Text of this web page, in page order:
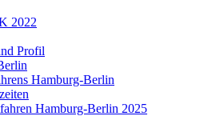
2022
Profil
Hamburg-Berlin
Hamburg-Berlin 2025